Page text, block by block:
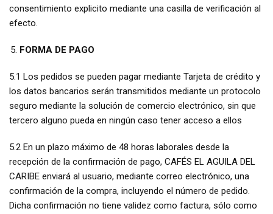
consentimiento explicito mediante una casilla de verificación al
efecto.
FORMA DE PAGO
5.1 Los pedidos se pueden pagar mediante Tarjeta de crédito y
los datos bancarios serán transmitidos mediante un protocolo
seguro mediante la solución de comercio electrónico, sin que
tercero alguno pueda en ningún caso tener acceso a ellos
5.2 En un plazo máximo de 48 horas laborales desde la
recepción de la confirmación de pago, CAFÉS EL AGUILA DEL
CARIBE enviará al usuario, mediante correo electrónico, una
confirmación de la compra, incluyendo el número de pedido.
Dicha confirmación no tiene validez como factura, sólo como